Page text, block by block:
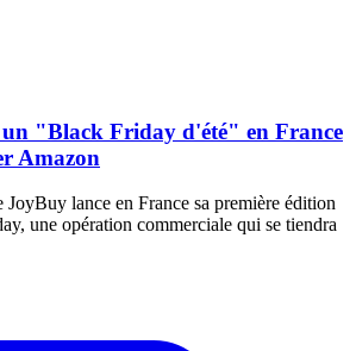
"Black Friday d'été" en France
Amazon
lance en France sa première édition
une opération commerciale qui se tiendra